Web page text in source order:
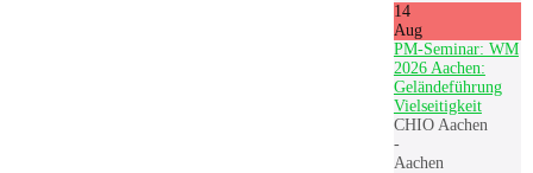
14
Aug
PM-Seminar: WM
2026 Aachen:
Geländeführung
Vielseitigkeit
CHIO Aachen
-
Aachen